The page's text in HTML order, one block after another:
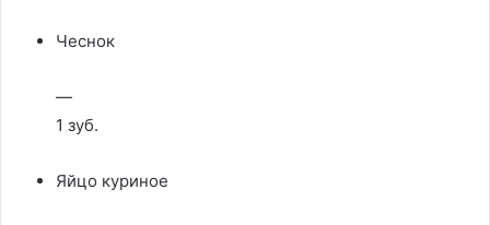
Чеснок
—
1 зуб.
Яйцо куриное